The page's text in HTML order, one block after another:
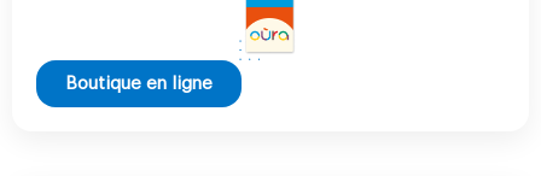
Boutique en ligne